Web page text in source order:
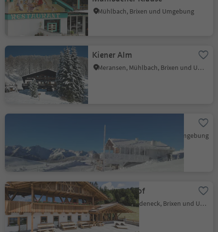
Mühlbach, Brixen und Umgebung
Kiener Alm
Meransen, Mühlbach, Brixen und Umgebung
Ochsenalm
Vals, Mühlbach, Brixen und Umgebung
Ahner Berghof
Ahnerberg, Rodeneck, Brixen und Umgebung